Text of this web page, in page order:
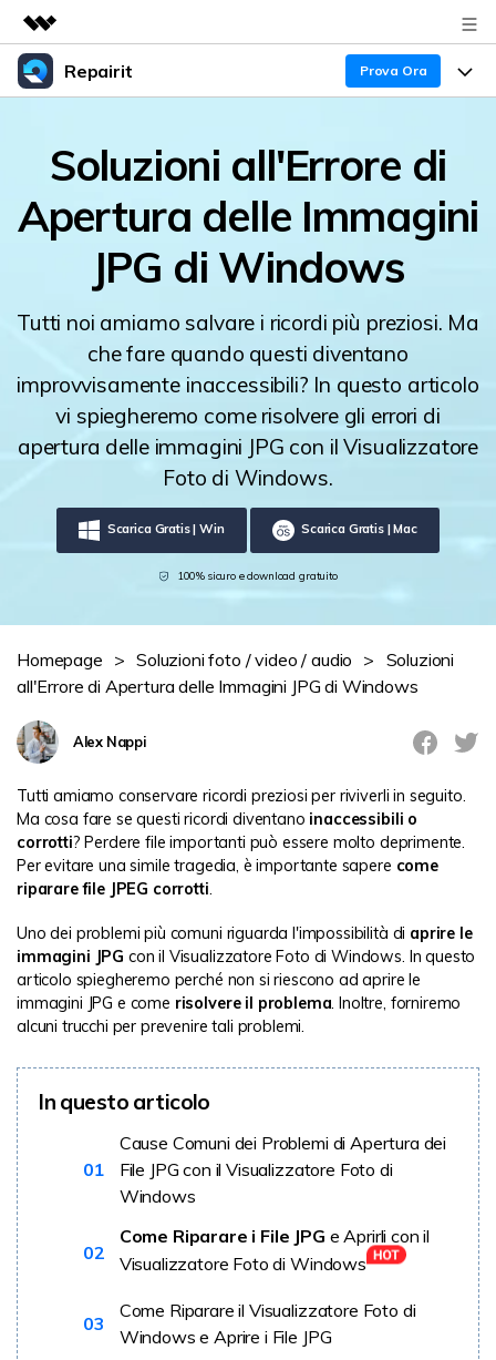
Prodotti in evidenza
Utilità
Panoramica
Soluzione
Chi siamo
Sala stampa
Supporto
Repairit Prova Ora
Esperti nella Riparazione dei Dati
Caratteristiche Principali
Guida
Blog
Problemi dei File
Problemi del Computer
Problemi del Dispositivo
TROVA ALTRE SOLUZIONI
Tendenze
Più Argomenti sul Canale YOUTUBE
30% OFF!
Supporto
Supporto
SCARICA ORA
Soluzioni all'Errore di
Apertura delle Immagini
JPG di Windows
Tutti noi amiamo salvare i ricordi più preziosi. Ma
che fare quando questi diventano
improvvisamente inaccessibili? In questo articolo
vi spiegheremo come risolvere gli errori di
apertura delle immagini JPG con il Visualizzatore
Foto di Windows.
Scarica Gratis | Win Scarica Gratis | Mac
100% sicuro e download gratuito
Homepage > Soluzioni foto / video / audio > Soluzioni
all'Errore di Apertura delle Immagini JPG di Windows
Alex Nappi
Tutti amiamo conservare ricordi preziosi per riviverli in seguito.
Ma cosa fare se questi ricordi diventano inaccessibili o
corrotti? Perdere file importanti può essere molto deprimente.
Per evitare una simile tragedia, è importante sapere come
riparare file JPEG corrotti.
Uno dei problemi più comuni riguarda l'impossibilità di aprire le
immagini JPG con il Visualizzatore Foto di Windows. In questo
articolo spiegheremo perché non si riescono ad aprire le
immagini JPG e come risolvere il problema. Inoltre, forniremo
alcuni trucchi per prevenire tali problemi.
In questo articolo
01
Cause Comuni dei Problemi di Apertura dei
File JPG con il Visualizzatore Foto di
Windows
02
Come Riparare i File JPG e Aprirli con il
Visualizzatore Foto di Windows
03
Come Riparare il Visualizzatore Foto di
Windows e Aprire i File JPG